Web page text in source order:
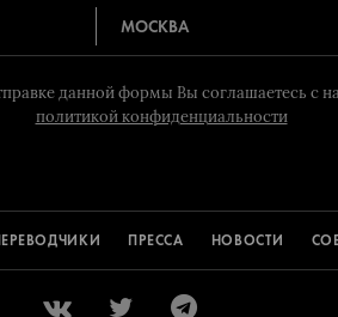
данной формы Вы соглашаетесь с
политикой конфиденциальности
ПРЕССА НОВОСТИ